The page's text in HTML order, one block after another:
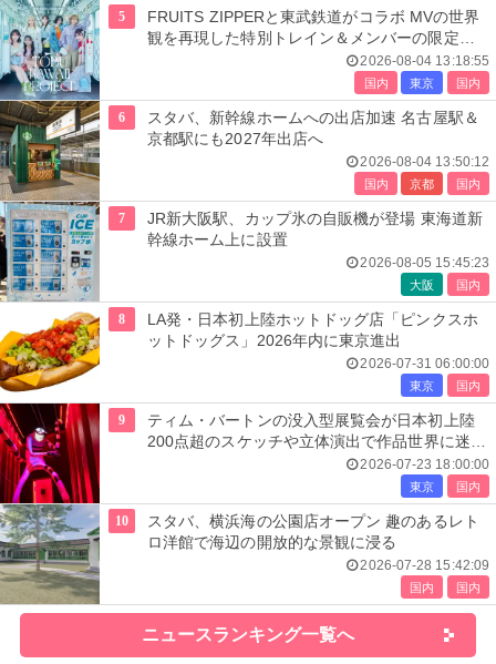
5
FRUITS ZIPPERと東武鉄道がコラボ MVの世界
観を再現した特別トレイン＆メンバーの限定ア
2026-08-04 13:18:55
国内 東京 国内
6
スタバ、新幹線ホームへの出店加速 名古屋駅＆
京都駅にも2027年出店へ
2026-08-04 13:50:12
国内 京都 国内
7
JR新大阪駅、カップ氷の自販機が登場 東海道新
幹線ホーム上に設置
2026-08-05 15:45:23
大阪 国内
8
LA発・日本初上陸ホットドッグ店「ピンクスホ
ットドッグス」2026年内に東京進出
2026-07-31 06:00:00
東京 国内
9
ティム・バートンの没入型展覧会が日本初上陸
200点超のスケッチや立体演出で作品世界に迷い
2026-07-23 18:00:00
東京 国内
10
スタバ、横浜海の公園店オープン 趣のあるレト
ロ洋館で海辺の開放的な景観に浸る
2026-07-28 15:42:09
国内 国内
ニュースランキング一覧へ